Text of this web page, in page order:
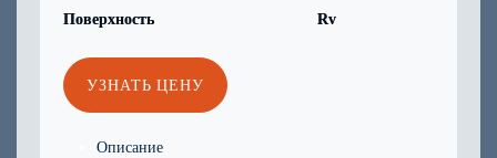
Поверхность Rv
УЗНАТЬ ЦЕНУ
Описание